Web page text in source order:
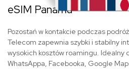
eSIM Panama
Pozostań w kontakcie podczas
Telecom zapewnia szybki i stabilny
wysokich kosztów roamingu. Idealny
WhatsAppa, Facebooka, Google